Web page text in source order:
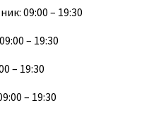
09:00 – 19:30
– 19:30
– 19:30
– 19:30